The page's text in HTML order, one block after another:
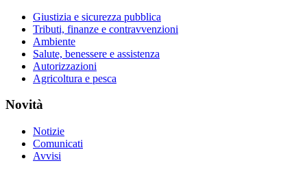
Giustizia e sicurezza pubblica
Tributi, finanze e contravvenzioni
Ambiente
Salute, benessere e assistenza
Autorizzazioni
Agricoltura e pesca
Novità
Notizie
Comunicati
Avvisi